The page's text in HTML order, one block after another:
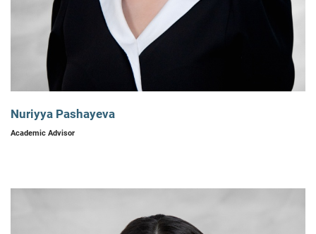
Nuriyya Pashayeva
Academic Advisor